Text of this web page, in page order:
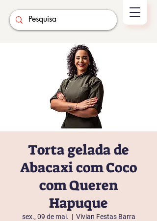
Torta gelada de
Abacaxi com Coco
com Queren
Hapuque
sex., 09 de mai.
  |
Vivian Festas Barra